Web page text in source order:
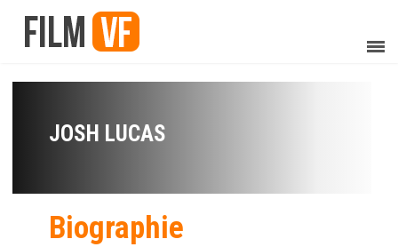
JOSH LUCAS
Biographie